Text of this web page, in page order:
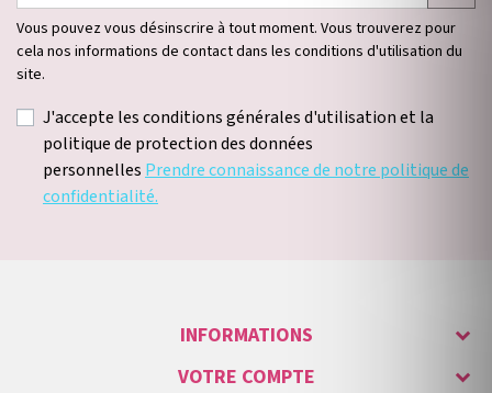
Vous pouvez vous désinscrire à tout moment. Vous trouverez pour
cela nos informations de contact dans les conditions d'utilisation du
site.
J'accepte les conditions générales d'utilisation et la
politique de protection des données
personnelles Prendre connaissance de notre politique de
confidentialité.
INFORMATIONS
VOTRE COMPTE